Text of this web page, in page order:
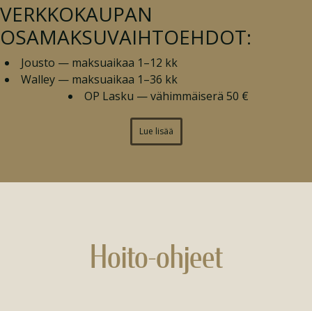
VERKKOKAUPAN
OSAMAKSUVAIHTOEHDOT:
Jousto — maksuaikaa 1–12 kk
Walley — maksuaikaa 1–36 kk
OP Lasku — vähimmäiserä 50 €
Lue lisää
Hoito-ohjeet